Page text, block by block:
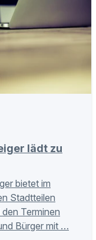
lädt zu
bietet im
Stadtteilen
Terminen
Bürger mit …